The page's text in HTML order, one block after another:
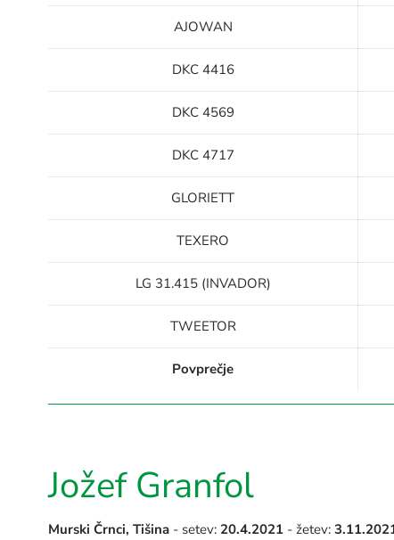
AJOWAN
DKC 4416
DKC 4569
DKC 4717
GLORIETT
TEXERO
LG 31.415 (INVADOR)
TWEETOR
Povprečje
Jožef Granfol
Murski Črnci, Tišina - setev: 20.4.2021 - žetev: